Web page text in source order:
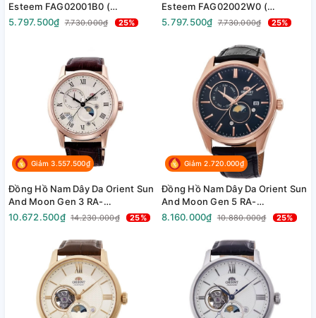
Esteem FAG02001B0 (
SAG02001B0 ) ( TAG02001B0 ) -
5.797.500₫ 7.730.000₫ 25%
Esteem FAG02002W0 (
SAG02002W0 ) ( TAG02002W0
5.797.500₫ 7.730.000₫ 25%
Giảm 3.557.500₫
Đồng Hồ Nam Dây Da Orient Sun
And Moon Gen 3 RA-
AK0007S10B ( RA-AK0007S30B
AK0001S ) - Size 42.5mm
10.672.500₫ 14.230.000₫ 25%
Giảm 2.720.000₫
Đồng Hồ Nam Dây Da Orient Sun
And Moon Gen 5 RA-
AK0309B10B ( RA-AK0309B30B
AK0304B ) - Size 41.5mm
8.160.000₫ 10.880.000₫ 25%